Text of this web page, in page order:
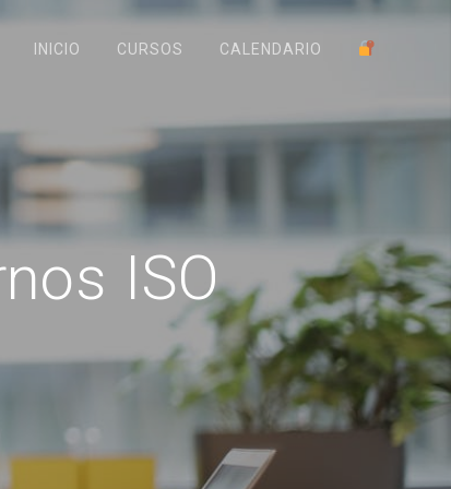
INICIO CURSOS CALENDARIO
ISO